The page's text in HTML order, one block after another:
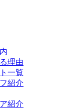
理由
一覧
紹介
紹介